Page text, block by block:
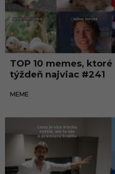
p
TOP 10 memes,
týždeň najviac #241
MEME